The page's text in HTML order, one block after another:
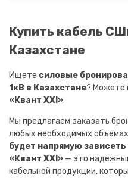
Купить кабель
Казахстане
Ищете силовые
1кВ в Казахстане? Можете
«Квант XXI».
Мы предлагаем заказать
любых необходимых
будет напрямую
«Квант XXI» — это
кабельной продукции,